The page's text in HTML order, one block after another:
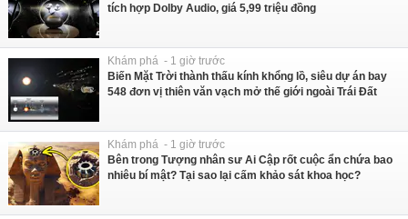
tích hợp Dolby Audio, giá 5,99 triệu đồng
Khám phá - 1 giờ trước
Biến Mặt Trời thành thấu kính khổng lồ, siêu dự án bay
548 đơn vị thiên văn vạch mở thế giới ngoài Trái Đất
Khám phá - 1 giờ trước
Bên trong Tượng nhân sư Ai Cập rốt cuộc ẩn chứa bao
nhiêu bí mật? Tại sao lại cấm khảo sát khoa học?